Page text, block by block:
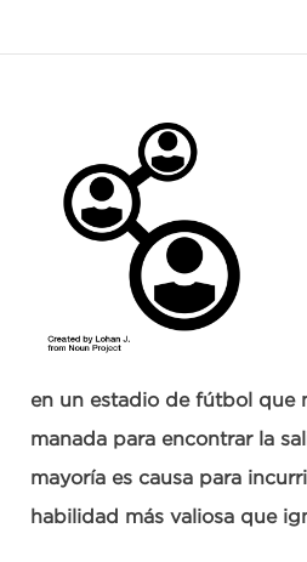
en un estadio de fútbol que
manada para encontrar la
mayoría es causa para
habilidad más valiosa que